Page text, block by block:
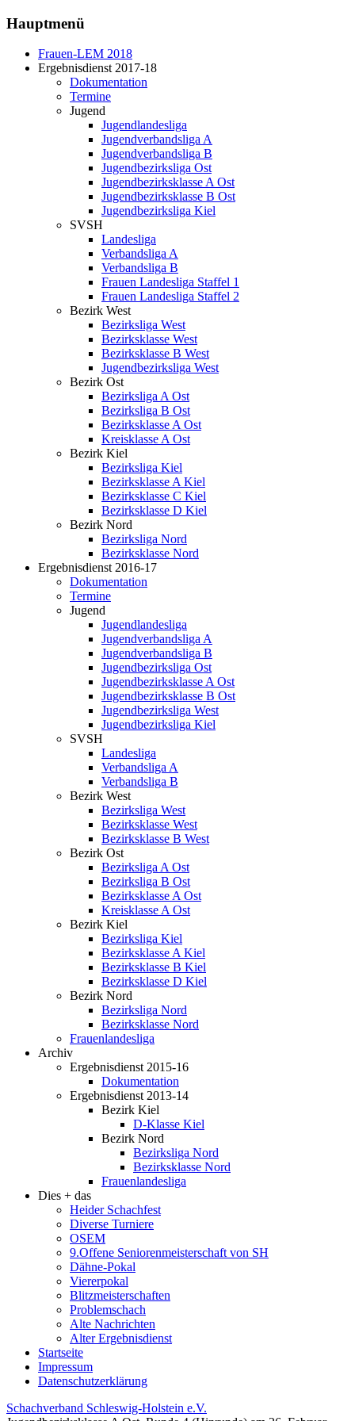
Hauptmenü
Frauen-LEM 2018
Ergebnisdienst 2017-18
Dokumentation
Termine
Jugend
Jugendlandesliga
Jugendverbandsliga A
Jugendverbandsliga B
Jugendbezirksliga Ost
Jugendbezirksklasse A Ost
Jugendbezirksklasse B Ost
Jugendbezirksliga Kiel
SVSH
Landesliga
Verbandsliga A
Verbandsliga B
Frauen Landesliga Staffel 1
Frauen Landesliga Staffel 2
Bezirk West
Bezirksliga West
Bezirksklasse West
Bezirksklasse B West
Jugendbezirksliga West
Bezirk Ost
Bezirksliga A Ost
Bezirksliga B Ost
Bezirksklasse A Ost
Kreisklasse A Ost
Bezirk Kiel
Bezirksliga Kiel
Bezirksklasse A Kiel
Bezirksklasse C Kiel
Bezirksklasse D Kiel
Bezirk Nord
Bezirksliga Nord
Bezirksklasse Nord
Ergebnisdienst 2016-17
Dokumentation
Termine
Jugend
Jugendlandesliga
Jugendverbandsliga A
Jugendverbandsliga B
Jugendbezirksliga Ost
Jugendbezirksklasse A Ost
Jugendbezirksklasse B Ost
Jugendbezirksliga West
Jugendbezirksliga Kiel
SVSH
Landesliga
Verbandsliga A
Verbandsliga B
Bezirk West
Bezirksliga West
Bezirksklasse West
Bezirksklasse B West
Bezirk Ost
Bezirksliga A Ost
Bezirksliga B Ost
Bezirksklasse A Ost
Kreisklasse A Ost
Bezirk Kiel
Bezirksliga Kiel
Bezirksklasse A Kiel
Bezirksklasse B Kiel
Bezirksklasse D Kiel
Bezirk Nord
Bezirksliga Nord
Bezirksklasse Nord
Frauenlandesliga
Archiv
Ergebnisdienst 2015-16
Dokumentation
Ergebnisdienst 2013-14
Bezirk Kiel
D-Klasse Kiel
Bezirk Nord
Bezirksliga Nord
Bezirksklasse Nord
Frauenlandesliga
Dies + das
Heider Schachfest
Diverse Turniere
OSEM
9.Offene Seniorenmeisterschaft von SH
Dähne-Pokal
Viererpokal
Blitzmeisterschaften
Problemschach
Alte Nachrichten
Alter Ergebnisdienst
Startseite
Impressum
Datenschutzerklärung
Schachverband Schleswig-Holstein e.V.